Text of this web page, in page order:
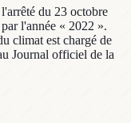
du 23 octobre
l'année « 2022 ».
climat est chargé de
Journal officiel de la